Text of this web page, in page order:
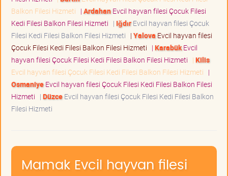
Balkon Filesi Hizmeti | ArdahanEvcil hayvan filesi Çocuk Filesi
Kedi Filesi Balkon Filesi Hizmeti | IğdırEvcil hayvan filesi Çocuk
Filesi Kedi Filesi Balkon Filesi Hizmeti | Yalova Evcil hayvan filesi
Çocuk Filesi Kedi Filesi Balkon Filesi Hizmeti | KarabükEvcil
hayvan filesi Çocuk Filesi Kedi Filesi Balkon Filesi Hizmeti | Kilis
Evcil hayvan filesi Çocuk Filesi Kedi Filesi Balkon Filesi Hizmeti |
OsmaniyeEvcil hayvan filesi Çocuk Filesi Kedi Filesi Balkon Filesi
Hizmeti | DüzceEvcil hayvan filesi Çocuk Filesi Kedi Filesi Balkon
Filesi Hizmeti
Mamak Evcil hayvan filesi